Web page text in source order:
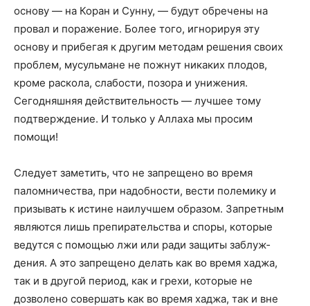
основу — на Коран и Сунну, — будут обречены на
провал и поражение. Более того, игнорируя эту
основу и прибегая к другим методам решения своих
проблем, мусульмане не пожнут никаких плодов,
кроме раскола, слабости, позора и унижения.
Сегодняшняя действительность — лучшее тому
подтверждение. И только у Аллаха мы просим
помощи!
Следует заметить, что не запрещено во время
паломничества, при надобности, вести полемику и
призывать к истине наилучшем образом. Запретным
являются лишь препирательства и споры, которые
ведутся с помощью лжи или ради защиты заблуж­
дения. А это запрещено делать как во время хаджа,
так и в другой период, как и грехи, которые не
дозволено совершать как во время хаджа, так и вне